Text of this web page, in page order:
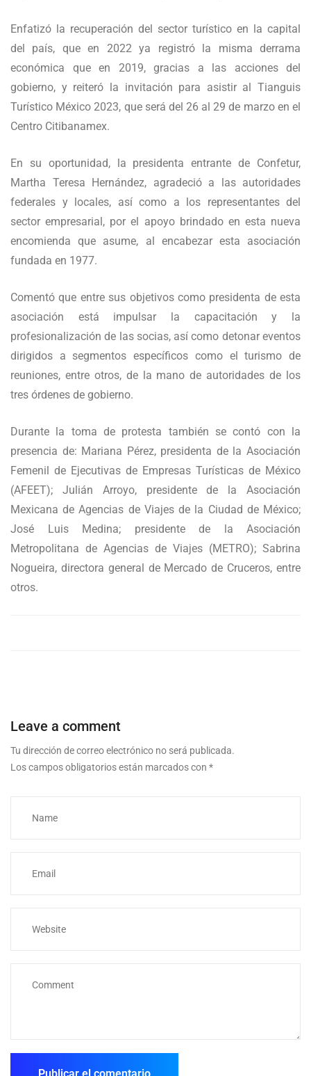
Enfatizó la recuperación del sector turístico en la capital
del país, que en 2022 ya registró la misma derrama
económica que en 2019, gracias a las acciones del
gobierno, y reiteró la invitación para asistir al Tianguis
Turístico México 2023, que será del 26 al 29 de marzo en el
Centro Citibanamex.
En su oportunidad, la presidenta entrante de Confetur,
Martha Teresa Hernández, agradeció a las autoridades
federales y locales, así como a los representantes del
sector empresarial, por el apoyo brindado en esta nueva
encomienda que asume, al encabezar esta asociación
fundada en 1977.
Comentó que entre sus objetivos como presidenta de esta
asociación está impulsar la capacitación y la
profesionalización de las socias, así como detonar eventos
dirigidos a segmentos específicos como el turismo de
reuniones, entre otros, de la mano de autoridades de los
tres órdenes de gobierno.
Durante la toma de protesta también se contó con la
presencia de: Mariana Pérez, presidenta de la Asociación
Femenil de Ejecutivas de Empresas Turísticas de México
(AFEET); Julián Arroyo, presidente de la Asociación
Mexicana de Agencias de Viajes de la Ciudad de México;
José Luis Medina; presidente de la Asociación
Metropolitana de Agencias de Viajes (METRO); Sabrina
Nogueira, directora general de Mercado de Cruceros, entre
otros.
Leave a comment
Tu dirección de correo electrónico no será publicada.
Los campos obligatorios están marcados con *